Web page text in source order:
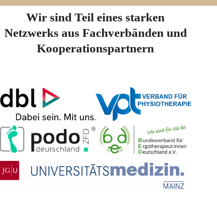
Wir sind Teil eines starken
Netzwerks aus Fachverbänden und
Kooperationspartnern